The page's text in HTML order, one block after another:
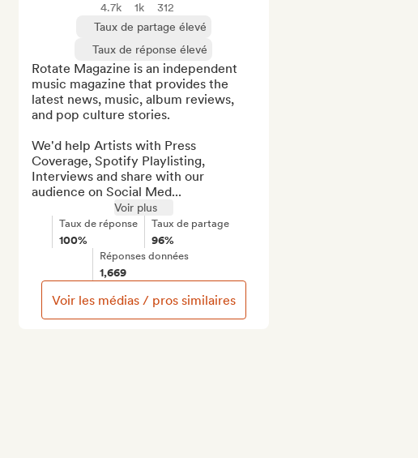
4.7k 1k
312
Taux de partage élevé
Taux de réponse élevé
Rotate Magazine is an independent
music magazine that provides the
latest news, music, album reviews,
and pop culture stories.
We'd help Artists with Press
Coverage, Spotify Playlisting,
Interviews and share with our
audience on Social Med...
Voir plus
Taux de réponse
100%
Taux de partage
96%
Réponses données
1,669
Voir les médias / pros similaires